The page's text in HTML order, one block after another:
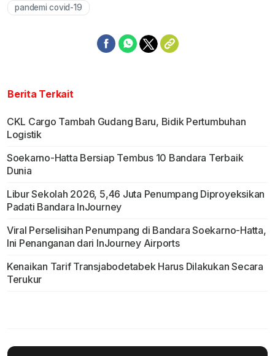
pandemi covid-19
Berita Terkait
CKL Cargo Tambah Gudang Baru, Bidik Pertumbuhan
Logistik
Soekarno-Hatta Bersiap Tembus 10 Bandara Terbaik
Dunia
Libur Sekolah 2026, 5,46 Juta Penumpang Diproyeksikan
Padati Bandara InJourney
Viral Perselisihan Penumpang di Bandara Soekarno-Hatta,
Ini Penanganan dari InJourney Airports
Kenaikan Tarif Transjabodetabek Harus Dilakukan Secara
Terukur